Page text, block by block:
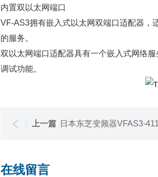
内置双以太网端口
VF-AS3拥有嵌入式以太网双端口适配器，
的服务。
双以太网端口适配器具有一个嵌入式网络
调试功能。
上一篇 日本东芝变频器VFAS3-
在线留言